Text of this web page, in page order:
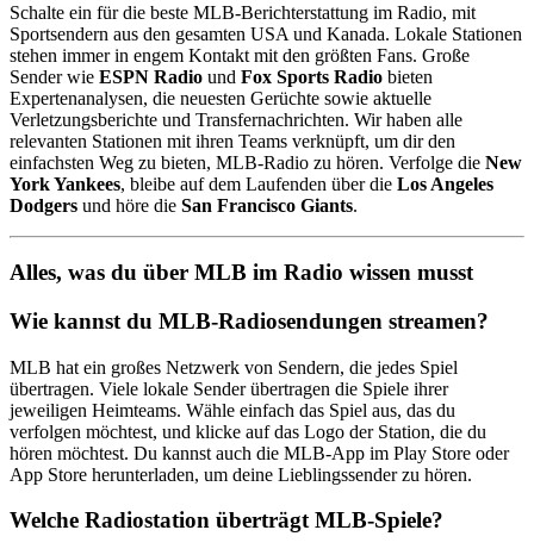
Schalte ein für die beste MLB-Berichterstattung im Radio, mit
Sportsendern aus den gesamten USA und Kanada. Lokale Stationen
stehen immer in engem Kontakt mit den größten Fans. Große
Sender wie ESPN Radio und Fox Sports Radio bieten
Expertenanalysen, die neuesten Gerüchte sowie aktuelle
Verletzungsberichte und Transfernachrichten. Wir haben alle
relevanten Stationen mit ihren Teams verknüpft, um dir den
einfachsten Weg zu bieten, MLB-Radio zu hören. Verfolge die New
York Yankees, bleibe auf dem Laufenden über die Los Angeles
Dodgers und höre die San Francisco Giants.
Alles, was du über MLB im Radio wissen musst
Wie kannst du MLB-Radiosendungen streamen?
MLB hat ein großes Netzwerk von Sendern, die jedes Spiel
übertragen. Viele lokale Sender übertragen die Spiele ihrer
jeweiligen Heimteams. Wähle einfach das Spiel aus, das du
verfolgen möchtest, und klicke auf das Logo der Station, die du
hören möchtest. Du kannst auch die MLB-App im Play Store oder
App Store herunterladen, um deine Lieblingssender zu hören.
Welche Radiostation überträgt MLB-Spiele?